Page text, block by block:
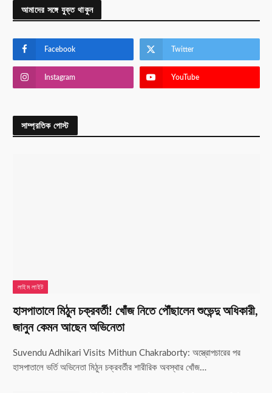
আমাদের সঙ্গে যুক্ত থাকুন
Facebook Twitter
Instagram YouTube
সাম্প্রতিক পোস্ট
লাইম লাইট
হাসপাতালে মিঠুন চক্রবর্তী! খোঁজ নিতে পৌঁছালেন শুভেন্দু অধিকারী,
জানুন কেমন আছেন অভিনেতা
Suvendu Adhikari Visits Mithun Chakraborty: অস্ত্রোপচারের পর
হাসপাতালে ভর্তি অভিনেতা মিঠুন চক্রবর্তীর শারীরিক অবস্থার খোঁজ…